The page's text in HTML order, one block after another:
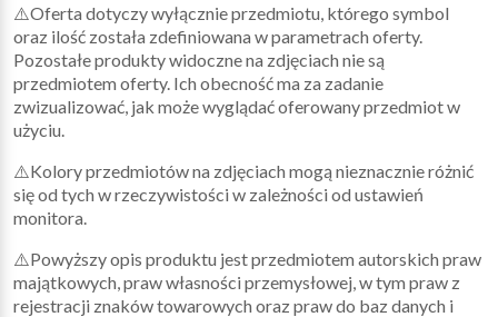
⚠️Oferta dotyczy wyłącznie przedmiotu, którego symbol
oraz ilość została zdefiniowana w parametrach oferty.
Pozostałe produkty widoczne na zdjęciach nie są
przedmiotem oferty. Ich obecność ma za zadanie
zwizualizować, jak może wyglądać oferowany przedmiot w
użyciu.
⚠️Kolory przedmiotów na zdjęciach mogą nieznacznie różnić
się od tych w rzeczywistości w zależności od ustawień
monitora.
⚠️Powyższy opis produktu jest przedmiotem autorskich praw
majątkowych, praw własności przemysłowej, w tym praw z
rejestracji znaków towarowych oraz praw do baz danych i